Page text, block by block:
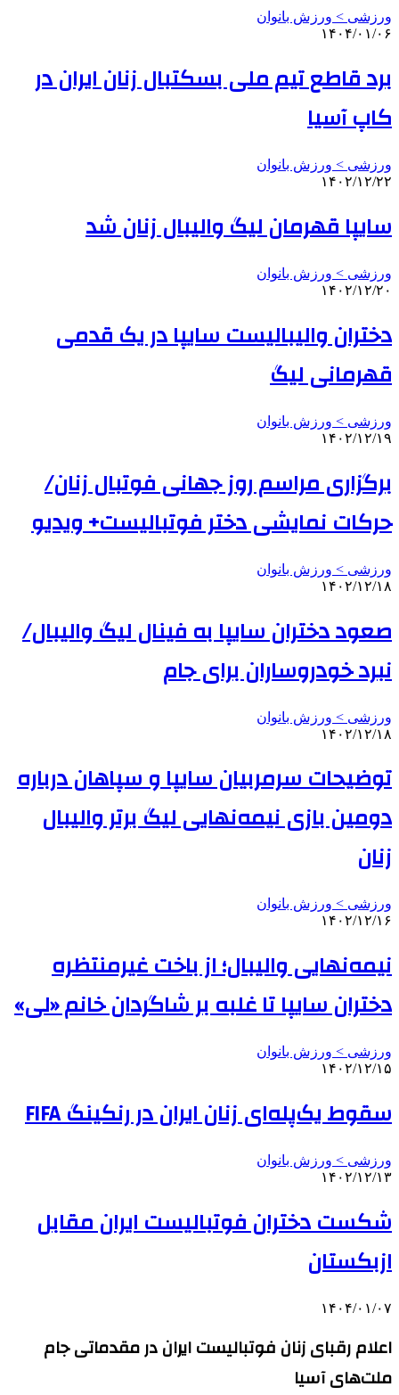
ورزشی > ورزش بانوان
۱۴۰۴/۰۱/۰۶
برد قاطع تیم ملی بسکتبال زنان ایران در
کاپ آسیا
ورزشی > ورزش بانوان
۱۴۰۲/۱۲/۲۲
سایپا قهرمان لیگ والیبال زنان شد
ورزشی > ورزش بانوان
۱۴۰۲/۱۲/۲۰
دختران والیبالیست سایپا در یک قدمی
قهرمانی لیگ
ورزشی > ورزش بانوان
۱۴۰۲/۱۲/۱۹
برگزاری مراسم روز جهانی فوتبال زنان/
حرکات نمایشی دختر فوتبالیست+ ویدیو
ورزشی > ورزش بانوان
۱۴۰۲/۱۲/۱۸
صعود دختران سایپا به فینال لیگ والیبال/
نبرد خودروساران برای جام
ورزشی > ورزش بانوان
۱۴۰۲/۱۲/۱۸
توضیحات سرمربیان سایپا و سپاهان درباره
دومین بازی نیمه‌نهایی لیگ برتر والیبال
زنان
ورزشی > ورزش بانوان
۱۴۰۲/۱۲/۱۶
نیمه‌نهایی والیبال؛ از باخت غیرمنتظره
دختران سایپا تا غلبه بر شاگردان خانم «لی»
ورزشی > ورزش بانوان
۱۴۰۲/۱۲/۱۵
سقوط یک‌پله‌ای زنان ایران در رنکینگ FIFA
ورزشی > ورزش بانوان
۱۴۰۲/۱۲/۱۳
شکست دختران فوتبالیست ایران مقابل
ازبکستان
۱۴۰۴/۰۱/۰۷
اعلام رقبای زنان فوتبالیست ایران در مقدماتی جام
ملت‌های آسیا